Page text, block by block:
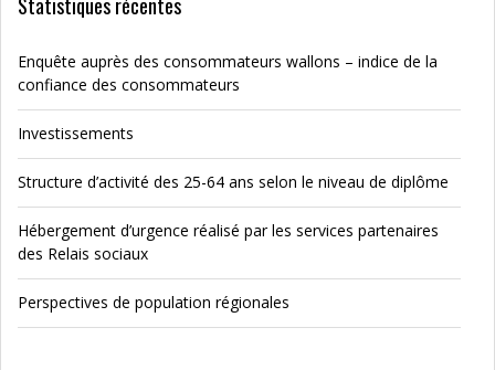
Enquête auprès des consommateurs wallons – indice de la
confiance des consommateurs
Investissements
Structure d’activité des 25-64 ans selon le niveau de diplôme
Hébergement d’urgence réalisé par les services partenaires
des Relais sociaux
Perspectives de population régionales